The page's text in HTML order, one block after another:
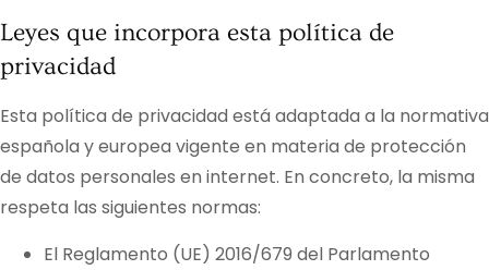
Leyes que incorpora esta política de
privacidad
Esta política de privacidad está adaptada a la normativa
española y europea vigente en materia de protección
de datos personales en internet. En concreto, la misma
respeta las siguientes normas:
El Reglamento (UE) 2016/679 del Parlamento